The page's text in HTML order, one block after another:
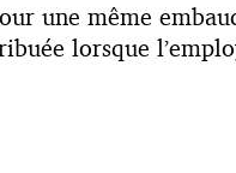
une même
lorsque